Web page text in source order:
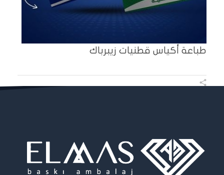
طباعة أكياس قطنيات زيبرباك